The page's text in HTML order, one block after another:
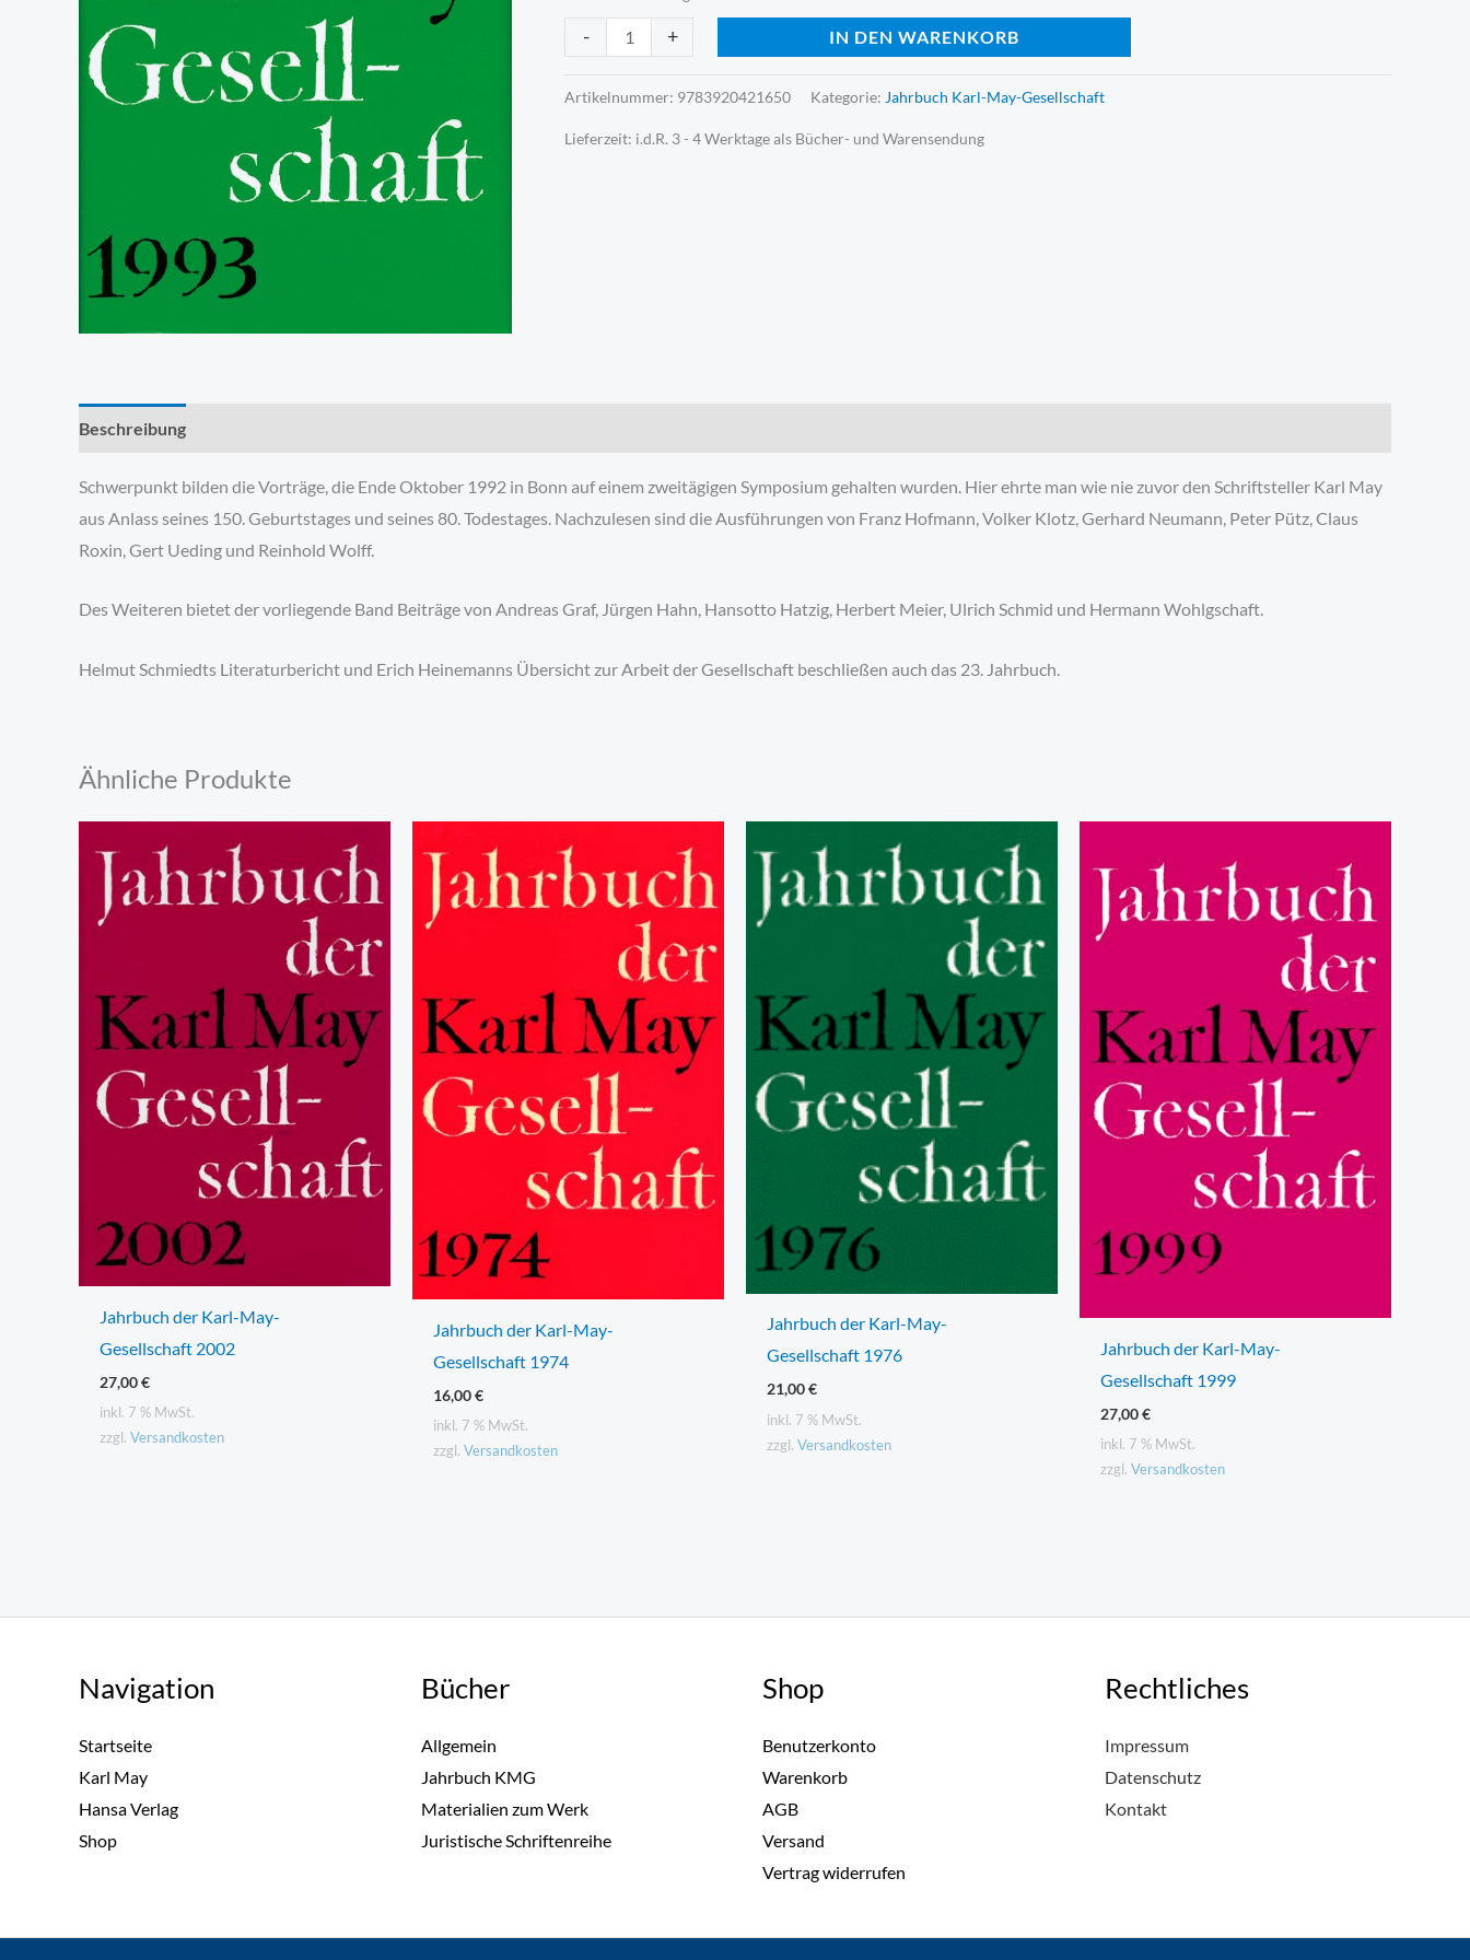
- + IN DEN WARENKORB
Artikelnummer: 9783920421650 Kategorie: Jahrbuch Karl-May-Gesellschaft
Lieferzeit: i.d.R. 3 - 4 Werktage als Bücher- und Warensendung
Beschreibung
Schwerpunkt bilden die Vorträge, die Ende Oktober 1992 in Bonn auf einem zweitägigen Symposium gehalten wurden. Hier ehrte man wie nie zuvor den Schriftsteller Karl May
aus Anlass seines 150. Geburtstages und seines 80. Todestages. Nachzulesen sind die Ausführungen von Franz Hofmann, Volker Klotz, Gerhard Neumann, Peter Pütz, Claus
Roxin, Gert Ueding und Reinhold Wolff.
Des Weiteren bietet der vorliegende Band Beiträge von Andreas Graf, Jürgen Hahn, Hansotto Hatzig, Herbert Meier, Ulrich Schmid und Hermann Wohlgschaft.
Helmut Schmiedts Literaturbericht und Erich Heinemanns Übersicht zur Arbeit der Gesellschaft beschließen auch das 23. Jahrbuch.
Ähnliche Produkte
Jahrbuch der Karl-May-
Gesellschaft 2002
27,00€
inkl. 7 % MwSt.
zzgl.Versandkosten
Jahrbuch der Karl-May-
Gesellschaft 1974
16,00€
inkl. 7 % MwSt.
zzgl.Versandkosten
Jahrbuch der Karl-May-
Gesellschaft 1976
21,00€
inkl. 7 % MwSt.
zzgl.Versandkosten
Jahrbuch der Karl-May-
Gesellschaft 1999
27,00€
inkl. 7 % MwSt.
zzgl.Versandkosten
Navigation
Startseite
Karl May
Hansa Verlag
Shop
Bücher
Allgemein
Jahrbuch KMG
Materialien zum Werk
Juristische Schriftenreihe
Shop
Benutzerkonto
Warenkorb
AGB
Versand
Vertrag widerrufen
Rechtliches
Impressum
Datenschutz
Kontakt